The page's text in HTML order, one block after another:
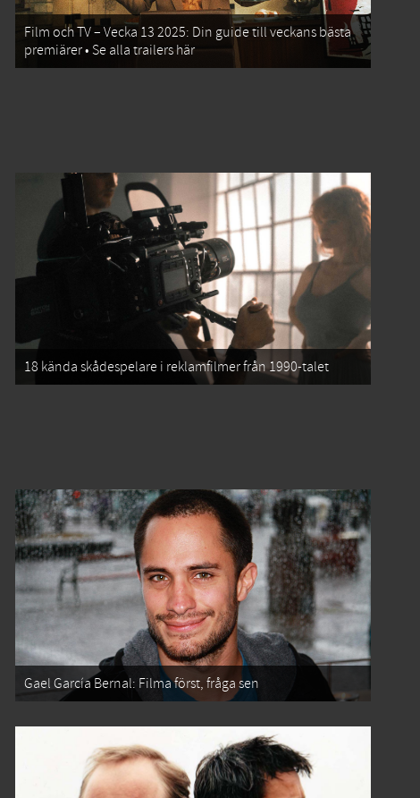
Film och TV – Vecka 13 2025: Din guide till veckans bästa
premiärer • Se alla trailers här
18 kända skådespelare i reklamfilmer från 1990-talet
Gael García Bernal: Filma först, fråga sen